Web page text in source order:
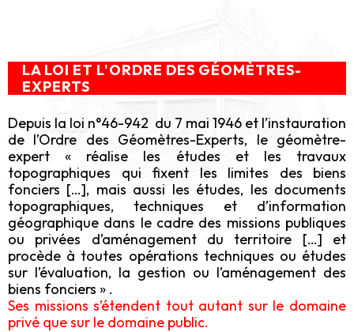
LA LOI ET L'ORDRE DES GÉOMÈTRES-
EXPERTS
Depuis la loi n°46-942 du 7 mai 1946 et l’instauration
de l’Ordre des Géomètres-Experts, le géomètre-
expert « réalise les études et les travaux
topographiques qui fixent les limites des biens
fonciers […], mais aussi les études, les documents
topographiques, techniques et d’information
géographique dans le cadre des missions publiques
ou privées d’aménagement du territoire […] et
procède à toutes opérations techniques ou études
sur l’évaluation, la gestion ou l’aménagement des
biens fonciers » .
Ses missions s’étendent tout autant sur le domaine
privé que sur le domaine public.